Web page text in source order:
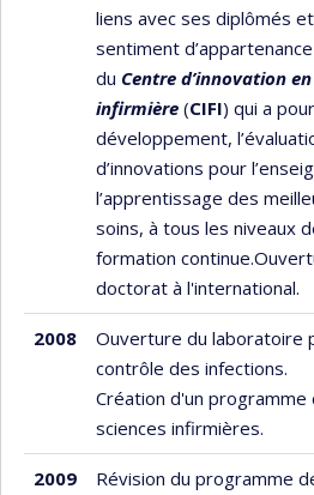
liens avec ses diplômés
sentiment
du Centre d’innovation
infirmière (CIFI) qui a
développement,
d’innovations pour
l’apprentissage des
soins, à tous les niveaux
formation
doctorat à l'international.
2008
Ouverture du laboratoire
contrôle des infections.
Création d'un
sciences infirmières.
2009
Révision du programme